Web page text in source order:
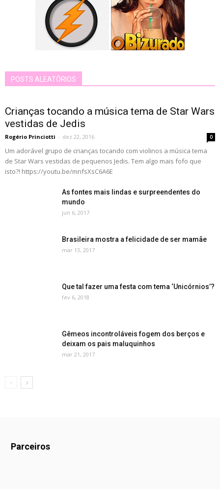
POSTS ALEATÓRIOS
Crianças tocando a música tema de Star Wars
vestidas de Jedis
Rogério Princiotti - dez 22, 2016 0
Um adorável grupo de crianças tocando com violinos a música tema
de Star Wars vestidas de pequenos Jedis. Tem algo mais fofo que
isto?! https://youtu.be/mnfsXsC6A6E
As fontes mais lindas e surpreendentes do
mundo
jun 6, 2017
Brasileira mostra a felicidade de ser mamãe
mar 13, 2017
Que tal fazer uma festa com tema ‘Unicórnios’?
fev 6, 2018
Gêmeos incontroláveis fogem dos berços e
deixam os pais maluquinhos
mar 21, 2017
Parceiros